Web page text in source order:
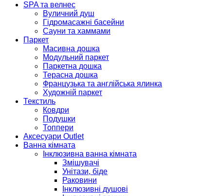
SPA та велнес
Вуличний душ
Гідромасажні басейни
Сауни та хаммами
Паркет
Масивна дошка
Модульний паркет
Паркетна дошка
Терасна дошка
Французька та англійська ялинка
Художній паркет
Текстиль
Ковдри
Подушки
Топпери
Аксесуари Outlet
Ванна кімната
Інклюзивна ванна кімната
Змішувачі
Унітази, біде
Раковини
Інклюзивні душові